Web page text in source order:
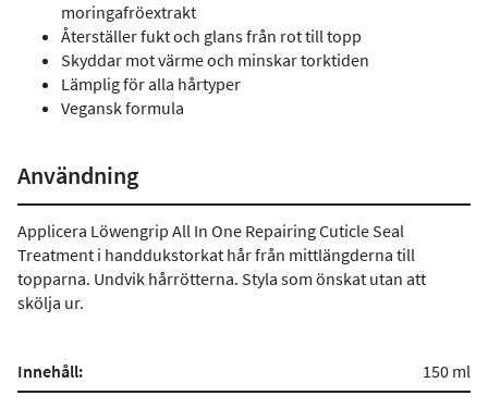
moringafröextrakt
Återställer fukt och glans från rot till topp
Skyddar mot värme och minskar torktiden
Lämplig för alla hårtyper
Vegansk formula
Användning
Applicera Löwengrip All In One Repairing Cuticle Seal
Treatment i handdukstorkat hår från mittlängderna till
topparna. Undvik hårrötterna. Styla som önskat utan att
skölja ur.
Innehåll: 150 ml